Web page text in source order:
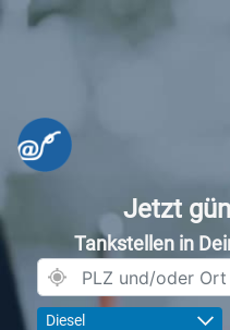
Jetzt
Tankstellen in
Diesel